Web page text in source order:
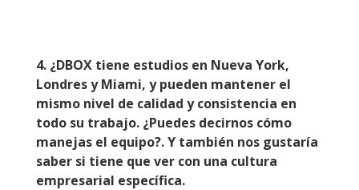
4. ¿DBOX tiene estudios en Nueva York,
Londres y Miami, y pueden mantener el
mismo nivel de calidad y consistencia en
todo su trabajo. ¿Puedes decirnos cómo
manejas el equipo?. Y también nos gustaría
saber si tiene que ver con una cultura
empresarial específica.